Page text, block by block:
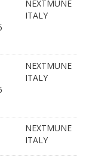
NEXTMUNE
ITALY
NEXTMUNE
ITALY
NEXTMUNE
ITALY